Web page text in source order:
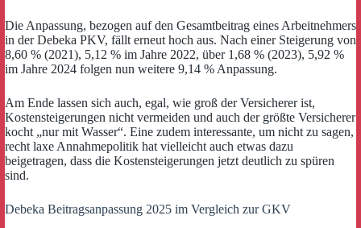
Die Anpassung, bezogen auf den Gesamtbeitrag eines Arbeitnehmers
in der Debeka PKV, fällt erneut hoch aus. Nach einer Steigerung von
8,60 % (2021), 5,12 % im Jahre 2022, über 1,68 % (2023), 5,92 %
im Jahre 2024 folgen nun weitere 9,14 % Anpassung.
Am Ende lassen sich auch, egal, wie groß der Versicherer ist,
Kostensteigerungen nicht vermeiden und auch der größte Versicherer
kocht „nur mit Wasser“. Eine zudem interessante, um nicht zu sagen,
recht laxe Annahmepolitik hat vielleicht auch etwas dazu
beigetragen, dass die Kostensteigerungen jetzt deutlich zu spüren
sind.
Debeka Beitragsanpassung 2025 im Vergleich zur GKV